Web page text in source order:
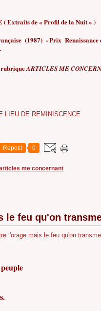
Extraits de « Profil de la Nuit » )
(1987) - Prix Renaissance
rubriqueARTICLES ME
Repost 0
me concernant
le feu qu'on